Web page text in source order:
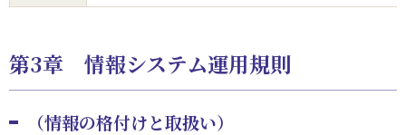
第3章 情報システム運用規則
（情報の格付けと取扱い）